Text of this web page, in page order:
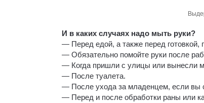
И в каких случаях надо мыть руки?
— Перед едой, а также перед готовкой,
— Обязательно помойте руки после
— Когда пришли с улицы или вынесли
— После туалета.
— После ухода за младенцем, если вы
— Перед и после обработки раны или